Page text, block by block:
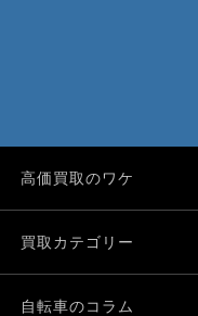
高価買取のワケ
買取カテゴリー
自転車のコラム